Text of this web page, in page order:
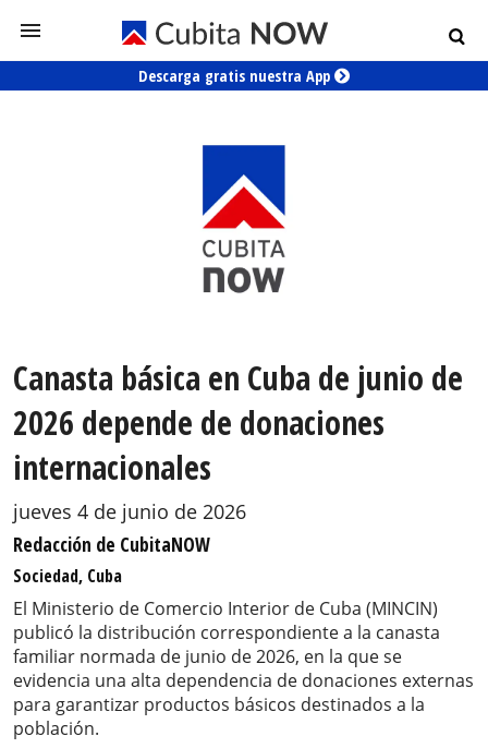
Descarga gratis nuestra App
Canasta básica en Cuba de junio de
2026 depende de donaciones
internacionales
jueves 4 de junio de 2026
Redacción de CubitaNOW
Sociedad, Cuba
El Ministerio de Comercio Interior de Cuba (MINCIN)
publicó la distribución correspondiente a la canasta
familiar normada de junio de 2026, en la que se
evidencia una alta dependencia de donaciones externas
para garantizar productos básicos destinados a la
población.